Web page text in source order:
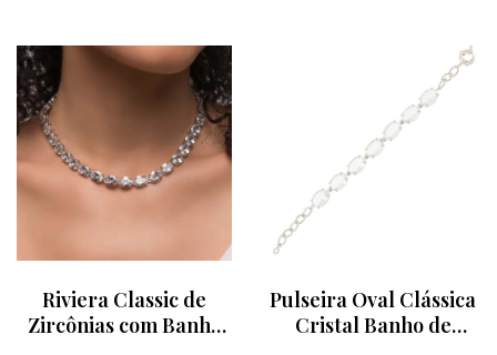
Riviera Classic de
Zircônias com Banho
Pulseira Oval Clássica
Cristal Banho de